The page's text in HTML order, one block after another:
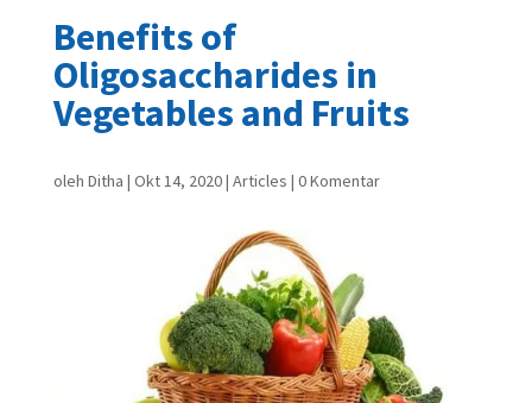
Benefits of
Oligosaccharides in
Vegetables and Fruits
oleh Ditha | Okt 14, 2020| Articles | 0 Komentar